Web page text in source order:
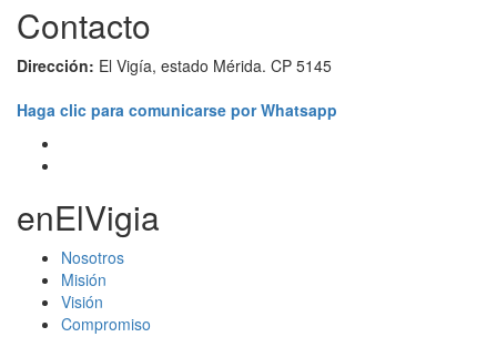
Contacto
Dirección: El Vigía, estado Mérida. CP 5145
Haga clic para comunicarse por Whatsapp
enElVigia
Nosotros
Misión
Visión
Compromiso